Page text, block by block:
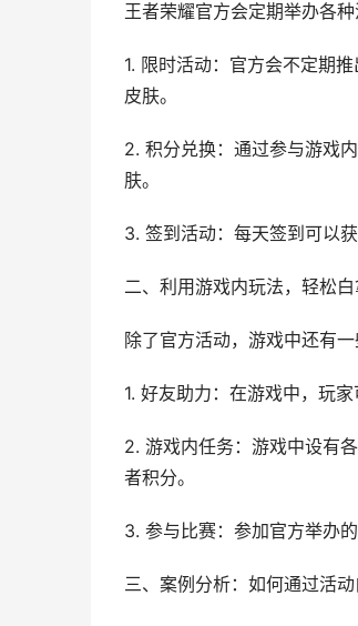
王者荣耀官方会定期举办各
1. 限时活动：官方会不定期
皮肤。
2. 积分兑换：通过参与游戏
肤。
3. 签到活动：每天签到可以
二、利用游戏内玩法，轻松
除了官方活动，游戏中还有
1. 好友助力：在游戏中，玩
2. 游戏内任务：游戏中设有
者积分。
3. 参与比赛：参加官方举办
三、案例分析：如何通过活